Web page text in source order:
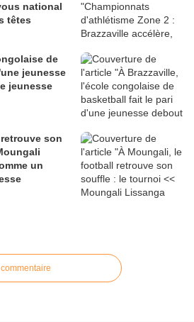
national
têtes
de
jeunesse
jeunesse
son
un